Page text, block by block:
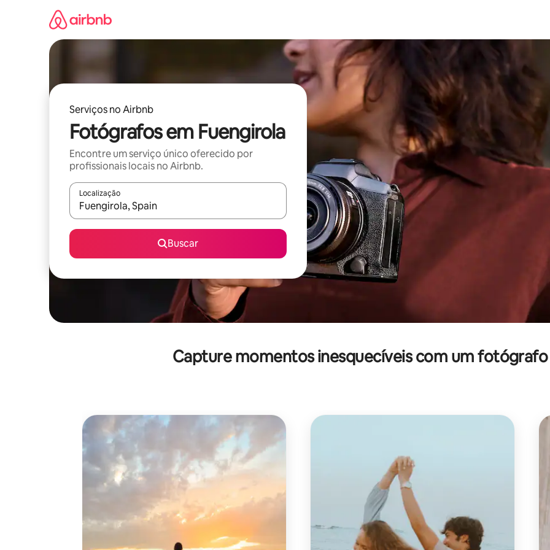
Serviços no Airbnb
Fotógrafos em Fuengirola
Encontre um serviço único oferecido por
profissionais locais no Airbnb.
Localização
Quando os resultados estiverem disponíveis, explore-os usando as seta para cima e para baixo do teclado ou tocando
Buscar
Capture momentos inesquecíveis com um